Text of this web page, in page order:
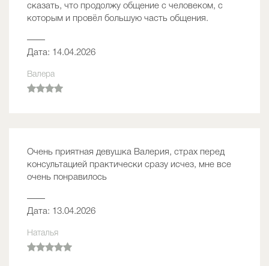
сказать, что продолжу общение с человеком, с
которым и провёл большую часть общения.
——
Дата: 14.04.2026
Валера
Очень приятная девушка Валерия, страх перед
консультацией практически сразу исчез, мне все
очень понравилось
——
Дата: 13.04.2026
Наталья